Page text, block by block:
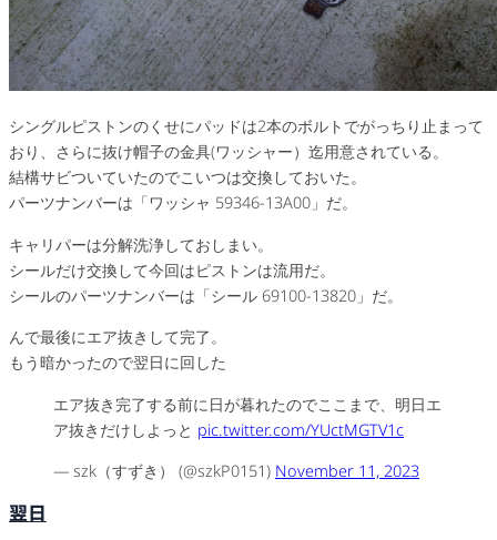
シングルピストンのくせにパッドは2本のボルトでがっちり止まって
おり、さらに抜け帽子の金具(ワッシャー）迄用意されている。
結構サビついていたのでこいつは交換しておいた。
パーツナンバーは「ワッシャ 59346-13A00」だ。
キャリパーは分解洗浄しておしまい。
シールだけ交換して今回はピストンは流用だ。
シールのパーツナンバーは「シール 69100-13820」だ。
んで最後にエア抜きして完了。
もう暗かったので翌日に回した
エア抜き完了する前に日が暮れたのでここまで、明日エ
ア抜きだけしよっと pic.twitter.com/YUctMGTV1c
— szk（すずき） (@szkP0151) November 11, 2023
翌日